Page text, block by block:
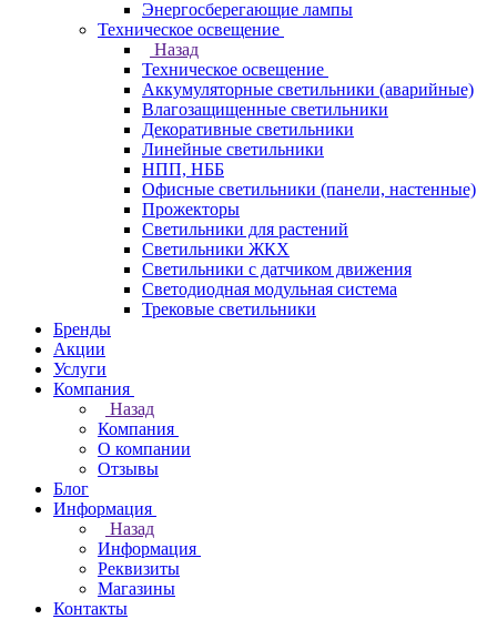
Энергосберегающие лампы
Техническое освещение
Назад
Техническое освещение
Аккумуляторные светильники (аварийные)
Влагозащищенные светильники
Декоративные светильники
Линейные светильники
НПП, НББ
Офисные светильники (панели, настенные)
Прожекторы
Светильники для растений
Светильники ЖКХ
Светильники с датчиком движения
Светодиодная модульная система
Трековые светильники
Бренды
Акции
Услуги
Компания
Назад
Компания
О компании
Отзывы
Блог
Информация
Назад
Информация
Реквизиты
Магазины
Контакты